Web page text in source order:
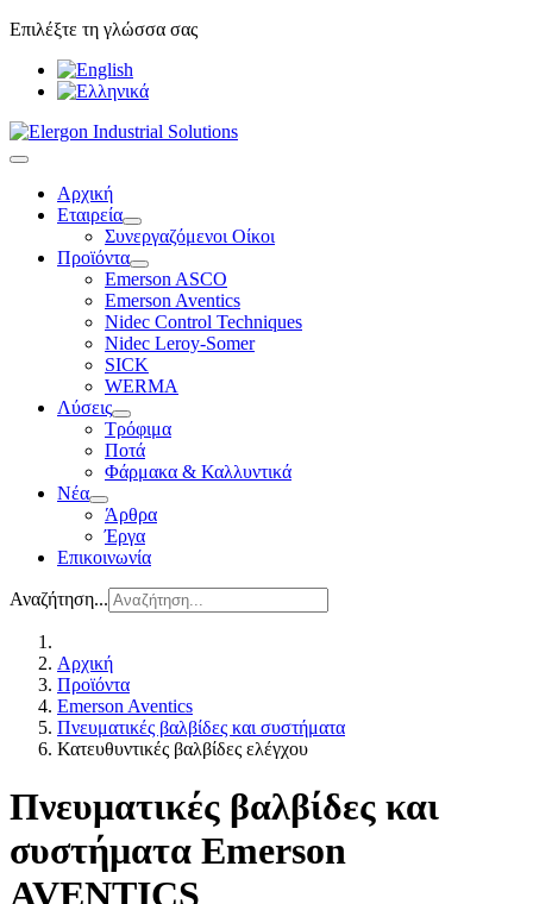
Επιλέξτε τη γλώσσα σας
Αρχική
Εταιρεία
Συνεργαζόμενοι Οίκοι
Προϊόντα
Emerson ASCO
Emerson Aventics
Nidec Control Techniques
Nidec Leroy-Somer
SICK
WERMA
Λύσεις
Τρόφιμα
Ποτά
Φάρμακα & Καλλυντικά
Νέα
Άρθρα
Έργα
Επικοινωνία
Αναζήτηση...
Αρχική
Προϊόντα
Emerson Aventics
Πνευματικές βαλβίδες και συστήματα
Κατευθυντικές βαλβίδες ελέγχου
Πνευματικές βαλβίδες και
συστήματα Emerson
AVENTICS